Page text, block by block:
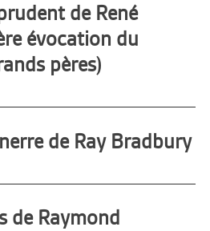
de René
évocation du
pères)
de Ray Bradbury
de Raymond